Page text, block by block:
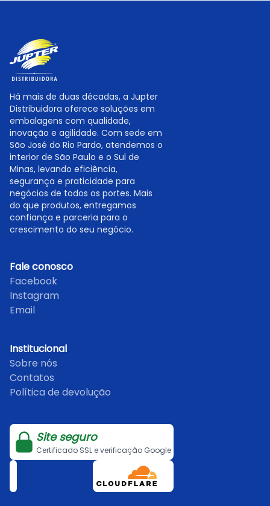
Há mais de duas décadas, a Jupter
Distribuidora oferece soluções em
embalagens com qualidade,
inovação e agilidade. Com sede em
São José do Rio Pardo, atendemos o
interior de São Paulo e o Sul de
Minas, levando eficiência,
segurança e praticidade para
negócios de todos os portes. Mais
do que produtos, entregamos
confiança e parceria para o
crescimento do seu negócio.
Fale conosco
Facebook
Instagram
Email
Institucional
Sobre nós
Contatos
Política de devolução
Site seguro
Certificado SSL e verificação Google